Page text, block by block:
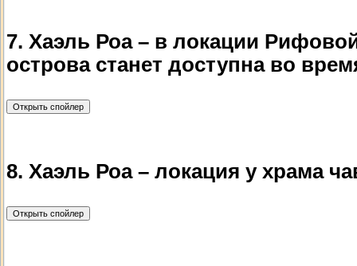
7. Хаэль Роа – в локации
острова станет доступна во
8. Хаэль Роа – локация у храма